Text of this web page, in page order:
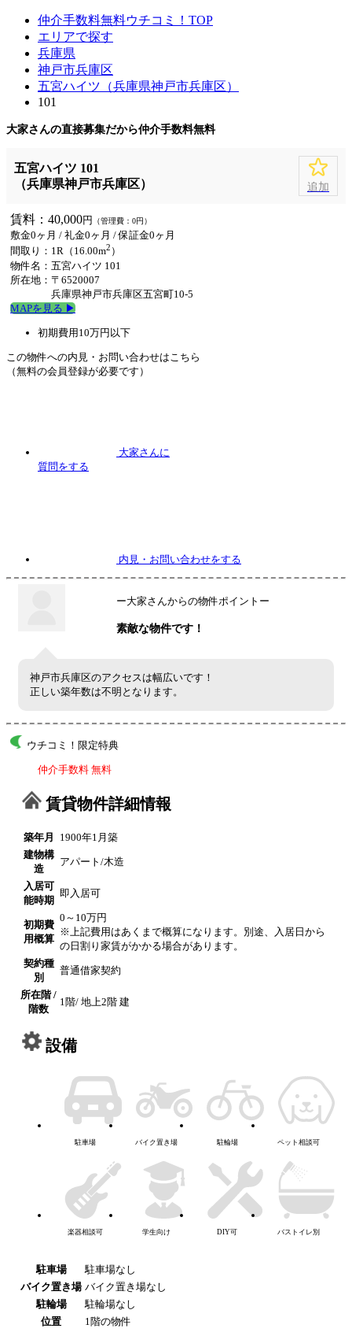
仲介手数料無料ウチコミ！TOP
エリアで探す
兵庫県
神戸市兵庫区
五宮ハイツ（兵庫県神戸市兵庫区）
101
大家さんの直接募集だから仲介手数料無料
五宮ハイツ 101
（兵庫県神戸市兵庫区）
追加
賃料：40,000円 （管理費：0円）
敷金0ヶ月 / 礼金0ヶ月 /保証金0ヶ月
間取り：1R（16.00m2 ）
物件名：五宮ハイツ 101
所在地：〒6520007
兵庫県神戸市兵庫区五宮町10-5
MAPを見る ▶︎
初期費用10万円以下
この物件への内見・お問い合わせはこちら
（無料の会員登録が必要です）
大家さんに
質問をする
内見 ・お問い合わせをする
ー大家さんからの物件ポイントー
素敵な物件です！
神戸市兵庫区のアクセスは幅広いです！
正しい築年数は不明となります。
ウチコミ！限定特典
仲介手数料 無料
賃貸物件詳細情報
築年月
1900年1月築
建物構
造
アパート/木造
入居可
能時期
即入居可
初期費
用概算
0～10万円
※上記費用はあくまで概算になります。別途、入居日から
の日割り家賃がかかる場合があります。
契約種
別
普通借家契約
所在階 /
階数
1階/ 地上2階 建
設備
駐車場 バイク置き場 駐輪場 ペット相談可
楽器相談可 学生向け DIY可 バストイレ別
駐車場
駐車場なし
バイク置き場 バイク置き場なし
駐輪場
駐輪場なし
位置
1階の物件